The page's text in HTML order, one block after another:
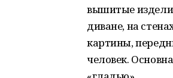
вышитые
диване, на
картины,
человек.